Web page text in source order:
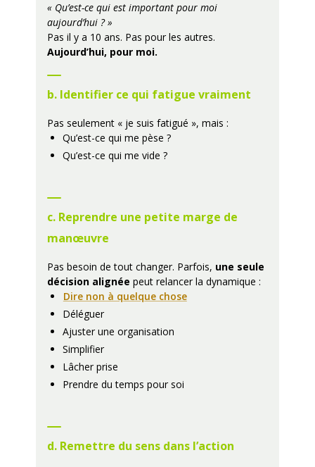
« Qu’est-ce qui est important pour moi
aujourd’hui ? »
Pas il y a 10 ans. Pas pour les autres.
Aujourd’hui, pour moi.
b. Identifier ce qui fatigue vraiment
Pas seulement « je suis fatigué », mais :
Qu’est-ce qui me pèse ?
Qu’est-ce qui me vide ?
c. Reprendre une petite marge de
manœuvre
Pas besoin de tout changer. Parfois, une seule
décision alignée peut relancer la dynamique :
Dire non à quelque chose
Déléguer
Ajuster une organisation
Simplifier
Lâcher prise
Prendre du temps pour soi
d. Remettre du sens dans l’action